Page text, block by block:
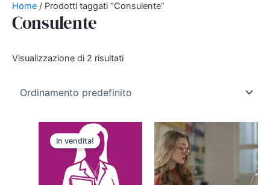
Home / Prodotti taggati “Consulente”
Consulente
Visualizzazione di 2 risultati
In vendita!